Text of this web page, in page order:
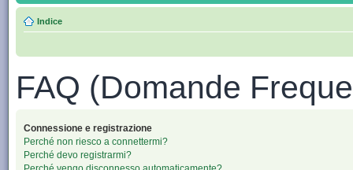
Indice
FAQ (Domande
Connessione e registrazione
Perché non riesco a connettermi?
Perché devo registrarmi?